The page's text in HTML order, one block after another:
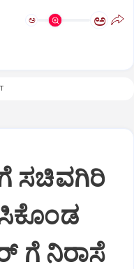
ಅ ಅ
ಸಚಿವಗಿರಿ
ಗೆ ನಿರಾಸೆ